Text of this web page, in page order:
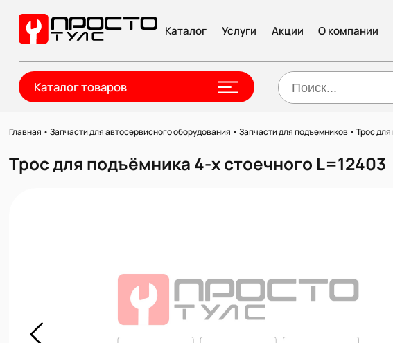
Каталог Услуги Акции О компании
Каталог товаров
Главная •Запчасти для автосервисного оборудования •Запчасти для подъемников •Трос
Трос для подъёмника 4-х стоечного L=12403